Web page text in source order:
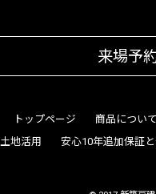
来場予
トップページ 商品について
土地活用
安心10年追加保証